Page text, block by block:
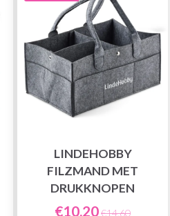
LINDEHOBBY
FILZMAND MET
DRUKKNOPEN
€10,20€14,60